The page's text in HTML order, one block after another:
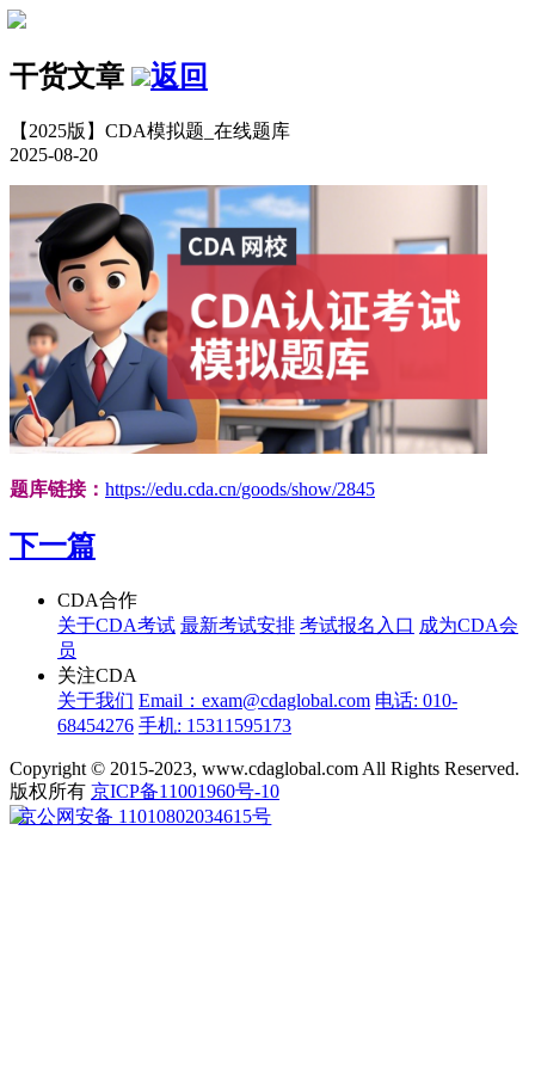
干货文章 返回
【2025版】CDA模拟题_在线题库
2025-08-20
题库链接： https://edu.cda.cn/goods/show/2845
下一篇
CDA合作
关于CDA考试 最新考试安排 考试报名入口 成为CDA会
员
关注CDA
关于我们 Email：exam@cdaglobal.com 电话: 010-
68454276 手机: 15311595173
Copyright © 2015-2023, www.cdaglobal.com All Rights Reserved.
版权所有 京ICP备11001960号-10
京公网安备 11010802034615号